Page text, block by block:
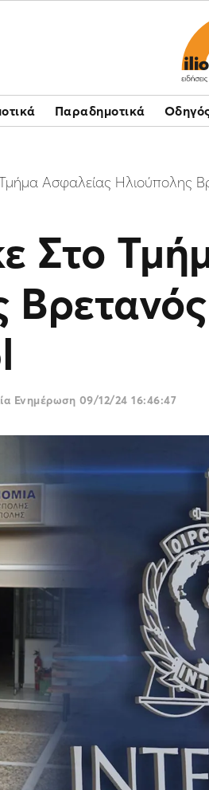
Παραδημοτικά
Ασφαλείας Ηλιούπολης
Στο
Ενημέρωση 09/12/24 16:46:47